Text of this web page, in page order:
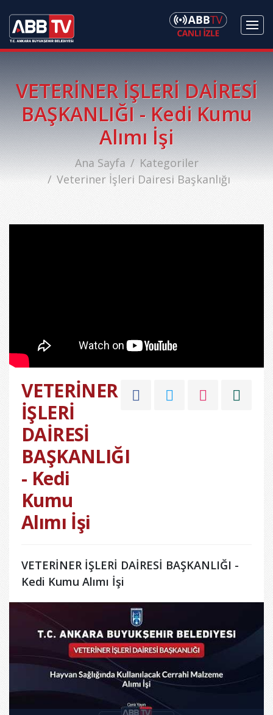
VETERİNER İŞLERİ DAİRESİ
BAŞKANLIĞI - Kedi Kumu
Alımı İşi
Ana Sayfa
Kategoriler
Veteriner İşleri Dairesi Başkanlığı
VETERİNER
İŞLERİ
DAİRESİ
BAŞKANLIĞI
- Kedi
Kumu
Alımı İşi
VETERİNER İŞLERİ DAİRESİ BAŞKANLIĞI -
Kedi Kumu Alımı İşi